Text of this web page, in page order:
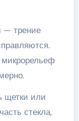
— трение
щетки или
стекла,